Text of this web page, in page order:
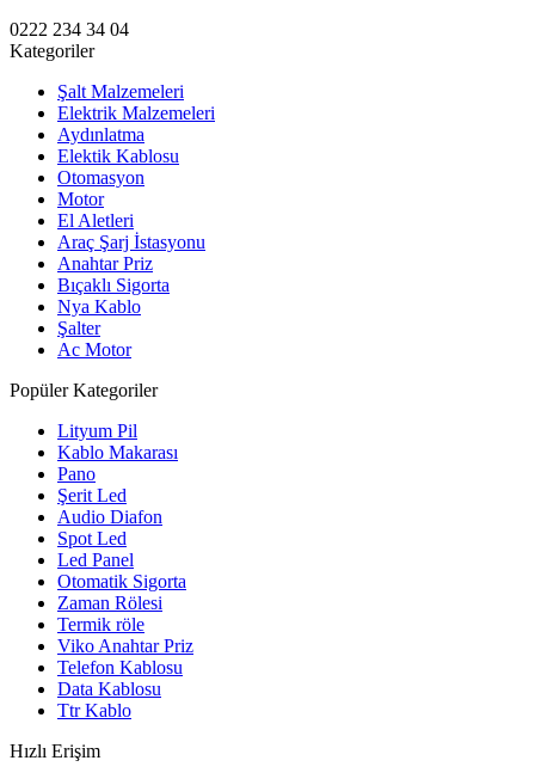
0222 234 34 04
Kategoriler
Şalt Malzemeleri
Elektrik Malzemeleri
Aydınlatma
Elektik Kablosu
Otomasyon
Motor
El Aletleri
Araç Şarj İstasyonu
Anahtar Priz
Bıçaklı Sigorta
Nya Kablo
Şalter
Ac Motor
Popüler Kategoriler
Lityum Pil
Kablo Makarası
Pano
Şerit Led
Audio Diafon
Spot Led
Led Panel
Otomatik Sigorta
Zaman Rölesi
Termik röle
Viko Anahtar Priz
Telefon Kablosu
Data Kablosu
Ttr Kablo
Hızlı Erişim